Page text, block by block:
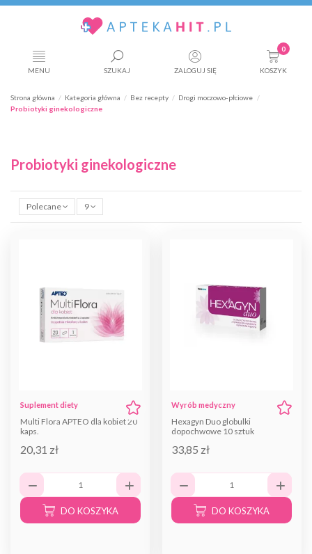
MENU SZUKAJ ZALOGUJ SIĘ
0
KOSZYK
Strona główna Kategoria główna Bez recepty
Drogi moczowo-płciowe
Probiotyki ginekologiczne
Probiotyki ginekologiczne
Polecane 9
Suplement diety
Multi Flora APTEO dla kobiet 20
kaps.
20,31 zł
DO KOSZYKA
Wyrób medyczny
Hexagyn Duo globulki
dopochwowe 10 sztuk
33,85 zł
DO KOSZYKA